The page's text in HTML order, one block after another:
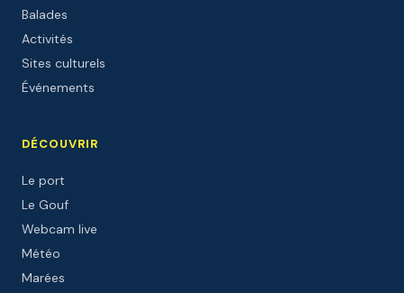
Balades
Activités
Sites culturels
Événements
DÉCOUVRIR
Le port
Le Gouf
Webcam live
Météo
Marées